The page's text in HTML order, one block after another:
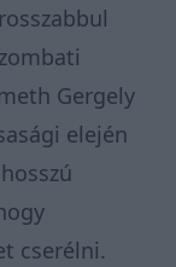
Gergely
elején
cserélni.